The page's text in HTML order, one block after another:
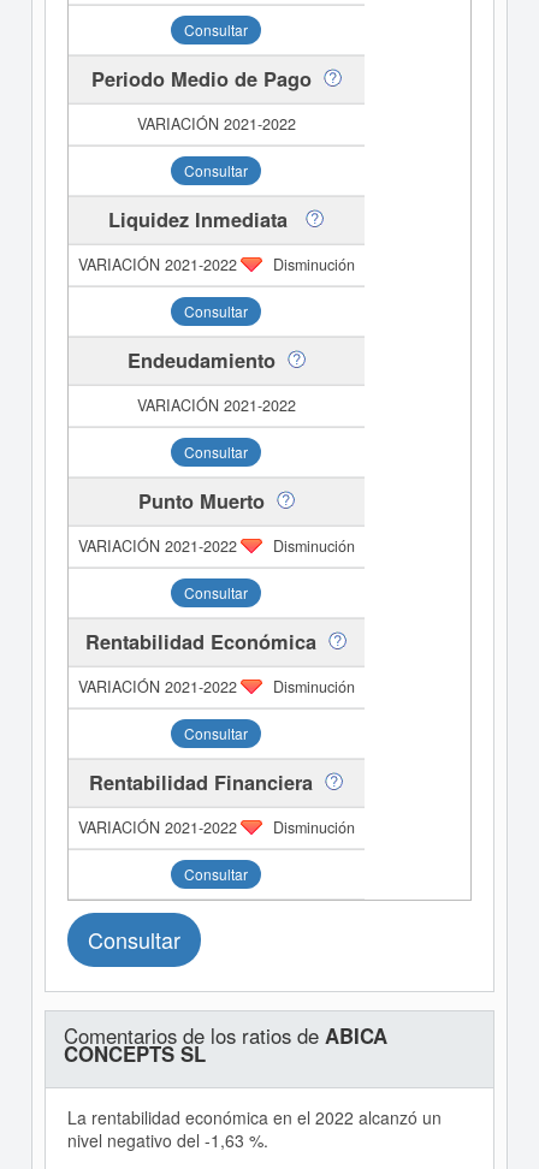
Consultar
Periodo Medio de Pago
Consultar
Liquidez Inmediata
Disminución
Consultar
Endeudamiento
Consultar
Punto Muerto
Disminución
Consultar
Rentabilidad Económica
Disminución
Consultar
Rentabilidad Financiera
Disminución
Consultar
Consultar
Comentarios de los ratios de ABICA
CONCEPTS SL
La rentabilidad económica en el 2022 alcanzó un
nivel negativo del -1,63 %.